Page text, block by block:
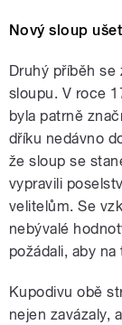
Nový sloup
Druhý příběh
sloupu. V roce
byla patrně
dříku nedávno
že sloup se
vypravili
velitelům. Se
nebývalé
požádali, aby
Kupodivu obě
nejen zavázaly,